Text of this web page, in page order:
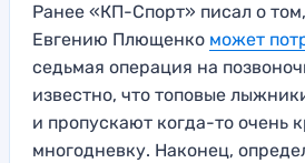
Ранее «КП-Спорт» писал о
Евгению Плющенко может
седьмая операция на
известно, что топовые
и пропускают когда-то очень
многодневку. Наконец,